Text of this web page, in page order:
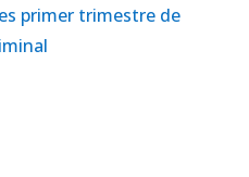
primer trimestre de